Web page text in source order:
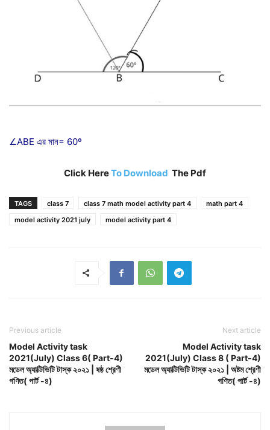
∠ABE এর মান= 60º
Click HereTo Download The Pdf
TAGS class 7 class 7 math model activity part 4
math part 4
model activity 2021 july
model activity part 4
Previous article
Model Activity task
2021(July) Class 6( Part-4)
মডেল অ্যাক্টিভিটি টাস্ক ২০২১ | ষষ্ঠ শ্রেণী
গণিত( পার্ট -৪)
Next article
Model Activity task
2021(July) Class 8 ( Part-4)
মডেল অ্যাক্টিভিটি টাস্ক ২০২১ | অষ্টম শ্রেণী
গণিত( পার্ট -৪)